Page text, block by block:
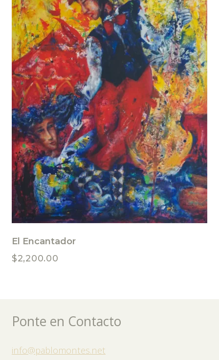
El Encantador
$2,200.00
Ponte en Contacto
info@pablomontes.net